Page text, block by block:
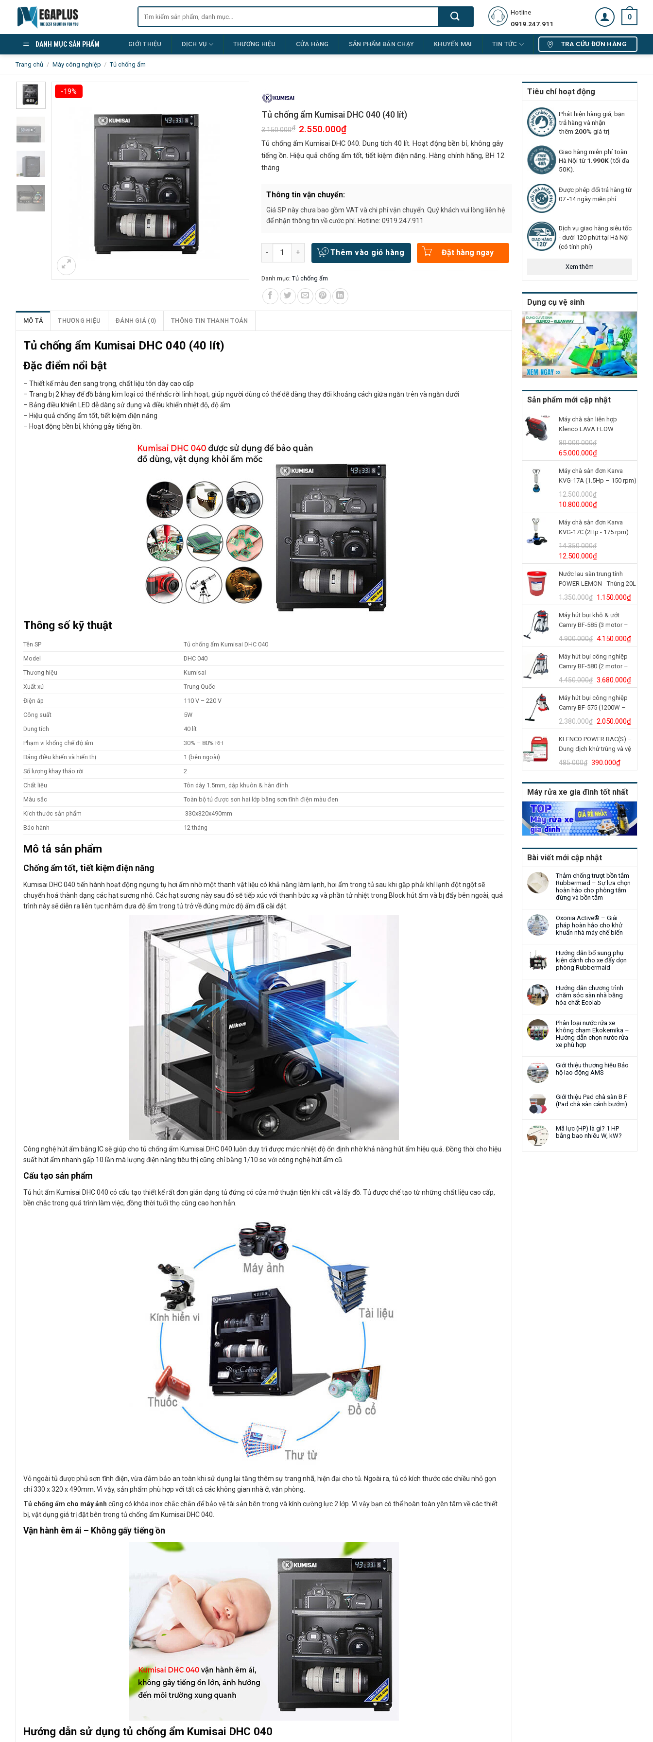
content
Tìm
Hotline
0919.247.911
0
DANH MỤC SẢN PHẨM GIỚI THIỆU DỊCH VỤ THƯƠNG HIỆU CỬA HÀNG SẢN PHẨM BÁN CHẠY KHUYẾN MẠI TIN TỨC TRA CỨU ĐƠN HÀNG
Trang chủ / Máy công nghiệp / Tủ chống ẩm
Tiêu chí hoạt động
Phát hiện hàng giả, bạn
trả hàng và nhận
thêm 200% giá trị.
Giao hàng miễn phí toàn
Hà Nội từ1.990K(tối đa
50K).
Được phép đổi trả hàng từ
07 -14 ngày miễn phí
Dịch vụ giao hàng siêu tốc
- dưới 120 phút tại Hà Nội
(có tính phí)
Xem thêm
Dụng cụ vệ sinh
Sản phẩm mới cập nhật
Máy chà sàn liên hợp
Klenco LAVA FLOW
(24V/125Ah)
80.000.000₫
Giá
gốc
là:
80.000.000₫.
65.000.000₫Giá
hiện
tại
là:
Máy chà sàn đơn Karva
KVG-17A (1.5Hp – 150 rpm)
12.500.000₫
Giá
gốc
là:
12.500.000₫.
10.800.000₫Giá
hiện
tại
là:
Máy chà sàn đơn Karva
KVG-17C (2Hp - 175 rpm)
14.350.000₫
Giá
gốc
là:
14.350.000₫.
12.500.000₫Giá
hiện
tại
là:
12.500.000₫.
Nước lau sàn trung tính
POWER LEMON - Thùng 20L
1.350.000₫ Giá
gốc
là:
1.350.000₫.
1.150.000₫Giá
hiện
Máy hút bụi khô & ướt
Camry BF-585 (3 motor –
80L)
4.900.000₫ Giá
gốc
là:
4.900.000₫.
4.150.000₫Giá
hiện
Máy hút bụi công nghiệp
Camry BF-580 (2 motor –
70L)
4.450.000₫ Giá
gốc
là:
4.450.000₫.
3.680.000₫Giá
hiện
Máy hút bụi công nghiệp
Camry BF-575 (1200W –
30L)
2.380.000₫ Giá
gốc
là:
2.380.000₫.
2.050.000₫Giá
hiện
tại
là:
KLENCO POWER BAC(S) –
Dung dịch khử trùng và vệ
sinh bồn cầu (Can 5L)
485.000₫ Giá
gốc
là:
485.000₫.
390.000₫Giá
hiện
tại
là:
Máy rửa xe gia đình tốt nhất
Bài viết mới cập nhật
Thảm chống trượt bồn tắm
Rubbermaid – Sự lựa chọn
hoàn hảo cho phòng tắm
đứng và bồn tắm
Oxonia Active® – Giải
pháp hoàn hảo cho khử
khuẩn nhà máy chế biến
Hướng dẫn bổ sung phụ
kiện dành cho xe đẩy dọn
phòng Rubbermaid
Hướng dẫn chương trình
chăm sóc sàn nhà bằng
hóa chất Ecolab
Phân loại nước rửa xe
không chạm Ekokemika –
Hướng dẫn chọn nước rửa
xe phù hợp
Giới thiệu thương hiệu Bảo
hộ lao động AMS
Giới thiệu Pad chà sàn B.F
(Pad chà sàn cánh bướm)
Mã lực (HP) là gì? 1 HP
bằng bao nhiêu W, kW?
-19%
Tủ chống ẩm Kumisai DHC 040 (40 lít)
3.150.000₫ Giá
gốc
là:
3.150.000₫.
2.550.000₫Giá
tại
là:
2.550.000₫.
Tủ chống ẩm Kumisai DHC 040. Dung tích 40 lít. Hoạt động bền bỉ, không gây
tiếng ồn. Hiệu quả chống ẩm tốt, tiết kiệm điện năng. Hàng chính hãng, BH 12
tháng
Thông tin vận chuyển:
Giá SP này chưa bao gồm VAT và chi phí vận chuyển. Quý khách vui lòng liên hệ
để nhận thông tin về cước phí. Hotline: 0919.247.911
Số lượng Thêm vào giỏ hàng Đặt hàng ngay
Danh mục: Tủ chống ẩm
MÔ TẢ THƯƠNG HIỆU ĐÁNH GIÁ (0) THÔNG TIN THANH TOÁN
Tủ chống ẩm Kumisai DHC 040 (40 lít)
Đặc điểm nổi bật
– Thiết kế màu đen sang trọng, chất liệu tôn dày cao cấp
– Trang bị 2 khay để đồ bằng kim loại có thể nhấc rời linh hoạt, giúp người dùng có thể dễ dàng thay đổi khoảng cách giữa ngăn trên và ngăn dưới
– Bảng điều khiển LED dễ dàng sử dụng và điều khiển nhiệt độ, độ ẩm
– Hiệu quả chống ẩm tốt, tiết kiệm điện năng
– Hoạt động bền bỉ, không gây tiếng ồn.
Thông số kỹ thuật
Tên SP
Tủ chống ẩm Kumisai DHC 040
Model
DHC 040
Thương hiệu
Kumisai
Xuất xứ
Trung Quốc
Điện áp
110 V – 220 V
Công suất
5W
Dung tích
40 lít
Phạm vi khống chế độ ẩm
30% – 80% RH
Bảng điều khiển và hiển thị
1 (bên ngoài)
Số lượng khay tháo rời
2
Chất liệu
Tôn dày 1.5mm, dập khuôn & hàn đính
Màu sắc
Toàn bộ tủ được sơn hai lớp bằng sơn tĩnh điện màu đen
Kích thước sản phẩm
330x320x490mm
Bảo hành
12 tháng
Mô tả sản phẩm
Chống ẩm tốt, tiết kiệm điện năng
Kumisai DHC 040 tiến hành hoạt động ngưng tụ hơi ẩm nhờ một thanh vật liệu có khả năng làm lạnh, hơi ẩm trong tủ sau khi gặp phải khí lạnh đột ngột sẽ
chuyển hoá thành dạng các hạt sương nhỏ. Các hạt sương này sau đó sẽ tiếp xúc với thanh bức xạ và phần tử nhiệt trong Block hút ẩm và bị đẩy bên ngoài, quá
trình này sẽ diễn ra liên tục nhằm đưa độ ẩm trong tủ trở về đúng mức độ ẩm đã cài đặt.
Công nghệ hút ẩm bằng IC sẽ giúp cho tủ chống ẩm Kumisai DHC 040 luôn duy trì được mức nhiệt độ ổn định nhờ khả năng hút ẩm hiệu quả. Đồng thời cho hiệu
suất hút ẩm nhanh gấp 10 lần mà lượng điện năng tiêu thị cũng chỉ bằng 1/10 so với công nghệ hút ẩm cũ.
Cấu tạo sản phẩm
Tủ hút ẩm Kumisai DHC 040 có cấu tạo thiết kế rất đơn giản dạng tủ đứng có cửa mở thuận tiện khi cất và lấy đồ. Tủ được chế tạo từ những chất liệu cao cấp,
bền chắc trong quá trình làm việc, đồng thời tuổi thọ cũng cao hơn hẳn.
Vỏ ngoài tủ được phủ sơn tĩnh điện, vừa đảm bảo an toàn khi sử dụng lại tăng thêm sự trang nhã, hiện đại cho tủ. Ngoài ra, tủ có kích thước các chiều nhỏ gọn
chỉ 330 x 320 x 490mm. Vì vậy, sản phẩm phù hợp với tất cả các không gian nhà ở, văn phòng.
Tủ chống ẩm cho máy ảnh cũng có khóa inox chắc chắn để bảo vệ tài sản bên trong và kính cường lực 2 lớp. Vì vậy bạn có thể hoàn toàn yên tâm về các thiết
bị, vật dụng giá trị đặt bên trong tủ chống ẩm Kumisai DHC 040.
Vận hành êm ái – Không gấy tiếng ồn
Hướng dẫn sử dụng tủ chống ẩm Kumisai DHC 040